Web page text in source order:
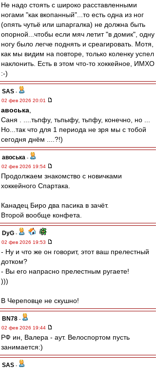
Не надо стоять с широко расставленными
ногами "как вкопанный"...то есть одна из ног
(опять чутьё или шпаргалка) не должна быть
опорной...чтобы если мяч летит "в домик", одну
ногу было легче поднять и среагировать. Мотя,
как мы видим на повторе, только коленку успел
наклонить. Есть в этом что-то хоккейное, ИМХО
:-)
SAS -
02 фев 2026 20:01
авоська
Саня . ....тьпфу, тьпыфу, тьпфу, конечно, но ...
Но...так что для 1 периода не зря мы с тобой
сегодня днём ....?!)
авоська -
02 фев 2026 19:54
Продолжаем знакомство с новичками
хоккейного Спартака.
Канадец Биро два пасика в зачёт.
Второй вообще конфета.
DyG -
02 фев 2026 19:53
- Ну и что же он говорит, этот ваш прелестный
дотком?
- Вы его напрасно прелестным ругаете!
)))
В Череповце не скушно!
BN78 -
02 фев 2026 19:44
РФ ин, Валера - аут. Велоспортом пусть
занимается:)
SAS -